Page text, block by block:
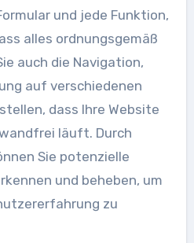
und jede Funktion,
alles ordnungsgemäß
auch die Navigation,
auf verschiedenen
dass Ihre Website
läuft. Durch
Sie potenzielle
und beheben, um
zu